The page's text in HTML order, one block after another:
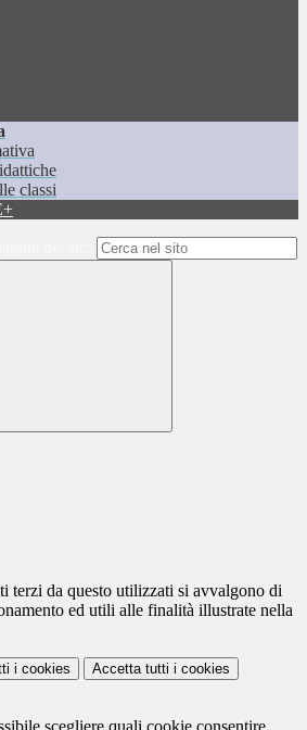
classi
terzi da questo utilizzati si avvalgono di
ed utili alle finalità illustrate nella
i cookies Accetta tutti i cookies